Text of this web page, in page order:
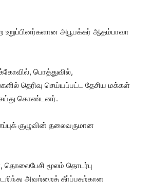
உறுப்பினர்களான அபூபக்கர் ஆதம்பாவா
பொத்துவில்,
தெரிவு செய்யப்பட்ட தேசிய மக்கள்
கொண்டனர்.
குழுவின் தலைவருமான
தொலைபேசி மூலம் தொடர்பு
அவற்றைத் தீர்ப்பதற்கான